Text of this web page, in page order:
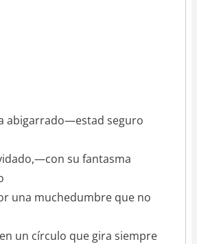
abigarrado—estad seguro
su fantasma
una muchedumbre que no
un círculo que gira siempre